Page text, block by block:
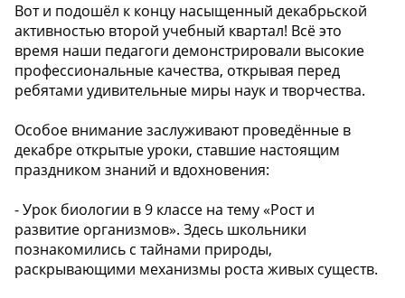
Вот и подошёл к концу насыщенный декабрьской
активностью второй учебный квартал! Всё это
время наши педагоги демонстрировали высокие
профессиональные качества, открывая перед
ребятами удивительные миры наук и творчества.
Особое внимание заслуживают проведённые в
декабре открытые уроки, ставшие настоящим
праздником знаний и вдохновения:
- Урок биологии в 9 классе на тему «Рост и
развитие организмов». Здесь школьники
познакомились с тайнами природы,
раскрывающими механизмы роста живых существ.